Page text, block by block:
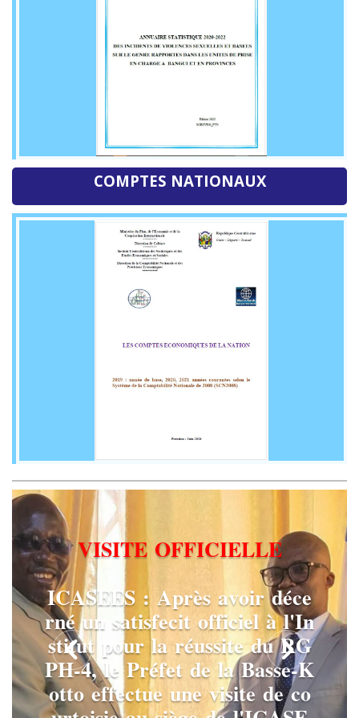
COMPTES NATIONAUX
VISITE OFFICIELLE
ICASEES : A è i r déce
rné un satisfecit officiel à l'In
stitut pour la réussite du RG
PH-4, le Pr éfe t de la Basse-K
otto effectue une visite de co
urto isie au siège de l'ICASE